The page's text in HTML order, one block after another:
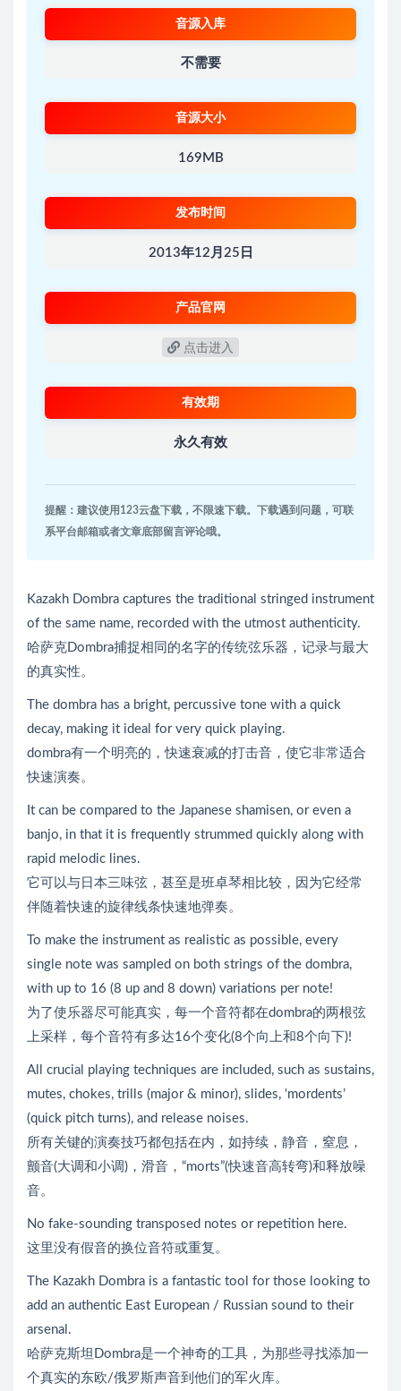
音源入库
不需要
音源大小
169MB
发布时间
2013年12月25日
产品官网
点击进入
有效期
永久有效
提醒：建议使用123云盘下载，不限速下载。下载遇到问题，可联
系平台邮箱或者文章底部留言评论哦。
Kazakh Dombra captures the traditional stringed instrument
of the same name, recorded with the utmost authenticity.
哈萨克Dombra捕捉相同的名字的传统弦乐器，记录与最大
的真实性。
The dombra has a bright, percussive tone with a quick
decay, making it ideal for very quick playing.
dombra有一个明亮的，快速衰减的打击音，使它非常适合
快速演奏。
It can be compared to the Japanese shamisen, or even a
banjo, in that it is frequently strummed quickly along with
rapid melodic lines.
它可以与日本三味弦，甚至是班卓琴相比较，因为它经常
伴随着快速的旋律线条快速地弹奏。
To make the instrument as realistic as possible, every
single note was sampled on both strings of the dombra,
with up to 16 (8 up and 8 down) variations per note!
为了使乐器尽可能真实，每一个音符都在dombra的两根弦
上采样，每个音符有多达16个变化(8个向上和8个向下)!
All crucial playing techniques are included, such as sustains,
mutes, chokes, trills (major & minor), slides, ‘mordents’
(quick pitch turns), and release noises.
所有关键的演奏技巧都包括在内，如持续，静音，窒息，
颤音(大调和小调)，滑音，“morts”(快速音高转弯)和释放噪
音。
No fake-sounding transposed notes or repetition here.
这里没有假音的换位音符或重复。
The Kazakh Dombra is a fantastic tool for those looking to
add an authentic East European / Russian sound to their
arsenal.
哈萨克斯坦Dombra是一个神奇的工具，为那些寻找添加一
个真实的东欧/俄罗斯声音到他们的军火库。